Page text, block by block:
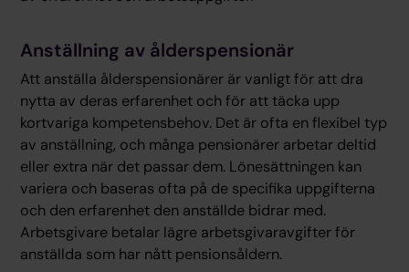
Anställning av ålderspensionär
Att anställa ålderspensionärer är vanligt för att dra
nytta av deras erfarenhet och för att täcka upp
kortvariga kompetensbehov. Det är ofta en flexibel typ
av anställning, och många pensionärer arbetar deltid
eller extra när det passar dem. Lönesättningen kan
variera och baseras ofta på de specifika uppgifterna
och den erfarenhet den anställde bidrar med.
Arbetsgivare betalar lägre arbetsgivaravgifter för
anställda som har nått pensionsåldern.